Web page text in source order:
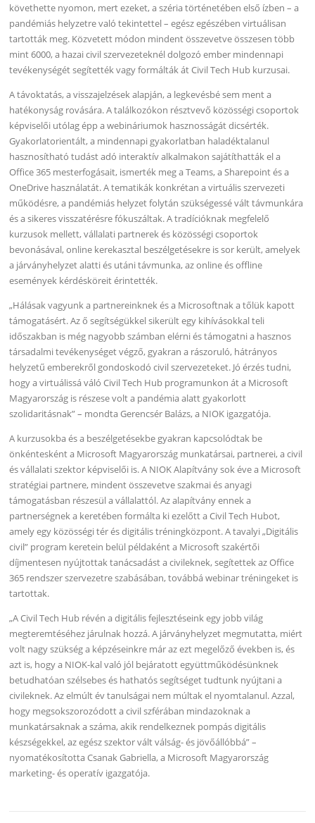
követhette nyomon, mert ezeket, a széria történetében első ízben – a
pandémiás helyzetre való tekintettel – egész egészében virtuálisan
tartották meg. Közvetett módon mindent összevetve összesen több
mint 6000, a hazai civil szervezeteknél dolgozó ember mindennapi
tevékenységét segítették vagy formálták át Civil Tech Hub kurzusai.
A távoktatás, a visszajelzések alapján, a legkevésbé sem ment a
hatékonyság rovására. A találkozókon résztvevő közösségi csoportok
képviselői utólag épp a webináriumok hasznosságát dicsérték.
Gyakorlatorientált, a mindennapi gyakorlatban haladéktalanul
hasznosítható tudást adó interaktív alkalmakon sajátíthatták el a
Office 365 mesterfogásait, ismerték meg a Teams, a Sharepoint és a
OneDrive használatát. A tematikák konkrétan a virtuális szervezeti
működésre, a pandémiás helyzet folytán szükségessé vált távmunkára
és a sikeres visszatérésre fókuszáltak. A tradícióknak megfelelő
kurzusok mellett, vállalati partnerek és közösségi csoportok
bevonásával, online kerekasztal beszélgetésekre is sor került, amelyek
a járványhelyzet alatti és utáni távmunka, az online és offline
események kérdésköreit érintették.
„Hálásak vagyunk a partnereinknek és a Microsoftnak a tőlük kapott
támogatásért. Az ő segítségükkel sikerült egy kihívásokkal teli
időszakban is még nagyobb számban elérni és támogatni a hasznos
társadalmi tevékenységet végző, gyakran a rászoruló, hátrányos
helyzetű emberekről gondoskodó civil szervezeteket. Jó érzés tudni,
hogy a virtuálissá váló Civil Tech Hub programunkon át a Microsoft
Magyarország is részese volt a pandémia alatt gyakorlott
szolidaritásnak” – mondta Gerencsér Balázs, a NIOK igazgatója.
A kurzusokba és a beszélgetésekbe gyakran kapcsolódtak be
önkéntesként a Microsoft Magyarország munkatársai, partnerei, a civil
és vállalati szektor képviselői is. A NIOK Alapítvány sok éve a Microsoft
stratégiai partnere, mindent összevetve szakmai és anyagi
támogatásban részesül a vállalattól. Az alapítvány ennek a
partnerségnek a keretében formálta ki ezelőtt a Civil Tech Hubot,
amely egy közösségi tér és digitális tréningközpont. A tavalyi „Digitális
civil” program keretein belül példaként a Microsoft szakértői
díjmentesen nyújtottak tanácsadást a civileknek, segítettek az Office
365 rendszer szervezetre szabásában, továbbá webinar tréningeket is
tartottak.
„A Civil Tech Hub révén a digitális fejlesztéseink egy jobb világ
megteremtéséhez járulnak hozzá. A járványhelyzet megmutatta, miért
volt nagy szükség a képzéseinkre már az ezt megelőző években is, és
azt is, hogy a NIOK-kal való jól bejáratott együttműködésünknek
betudhatóan szélsebes és hathatós segítséget tudtunk nyújtani a
civileknek. Az elmúlt év tanulságai nem múltak el nyomtalanul. Azzal,
hogy megsokszorozódott a civil szférában mindazoknak a
munkatársaknak a száma, akik rendelkeznek pompás digitális
készségekkel, az egész szektor vált válság- és jövőállóbbá” –
nyomatékosította Csanak Gabriella, a Microsoft Magyarország
marketing- és operatív igazgatója.